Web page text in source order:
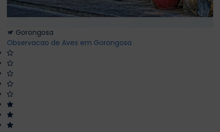
Gorongosa
Observacao de Aves em Gorongosa